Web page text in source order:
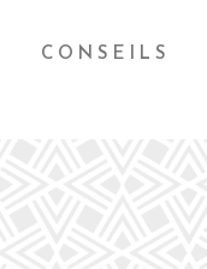
CONSEILS